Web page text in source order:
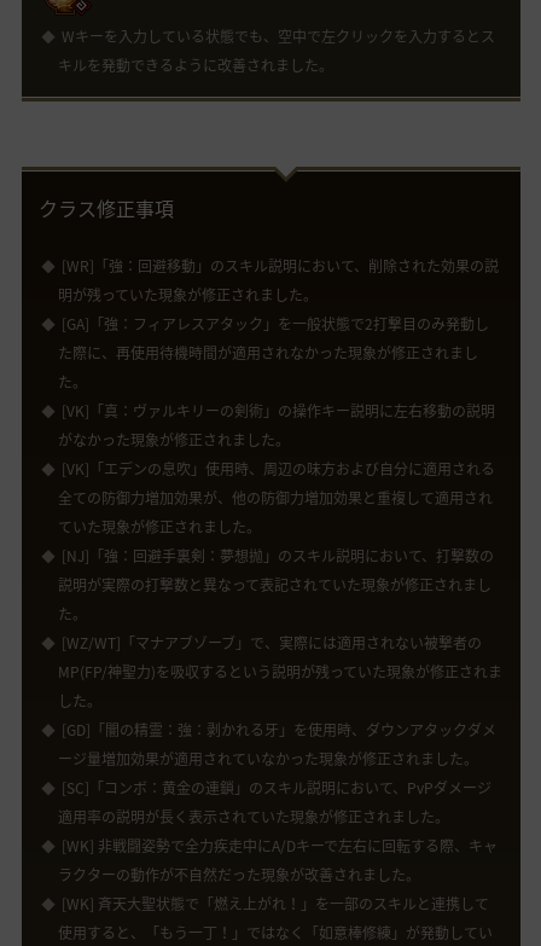
Wキーを入力している状態でも、空中で左クリックを入力するとス
キルを発動できるように改善されました。
クラス修正事項
[WR]「強：回避移動」のスキル説明において、削除された効果の説
明が残っていた現象が修正されました。
[GA]「強：フィアレスアタック」を一般状態で2打撃目のみ発動し
た際に、再使用待機時間が適用されなかった現象が修正されまし
た。
[VK]「真：ヴァルキリーの剣術」の操作キー説明に左右移動の説明
がなかった現象が修正されました。
[VK]「エデンの息吹」使用時、周辺の味方および自分に適用される
全ての防御力増加効果が、他の防御力増加効果と重複して適用され
ていた現象が修正されました。
[NJ]「強：回避手裏剣：夢想抛」のスキル説明において、打撃数の
説明が実際の打撃数と異なって表記されていた現象が修正されまし
た。
[WZ/WT]「マナアブゾーブ」で、実際には適用されない被撃者の
MP(FP/神聖力)を吸収するという説明が残っていた現象が修正されま
した。
[GD]「闇の精霊：強：剥かれる牙」を使用時、ダウンアタックダメ
ージ量増加効果が適用されていなかった現象が修正されました。
[SC]「コンボ：黄金の連鎖」のスキル説明において、PvPダメージ
適用率の説明が長く表示されていた現象が修正されました。
[WK] 非戦闘姿勢で全力疾走中にA/Dキーで左右に回転する際、キャ
ラクターの動作が不自然だった現象が改善されました。
[WK] 斉天大聖状態で「燃え上がれ！」を一部のスキルと連携して
使用すると、「もう一丁！」ではなく「如意棒修練」が発動してい